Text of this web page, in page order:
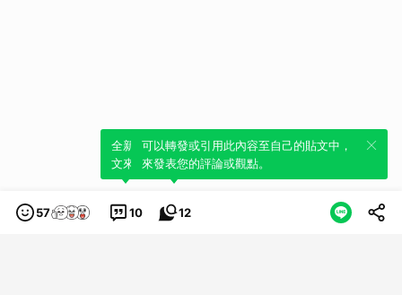
57 10
全新體驗！一鍵引用此內容，透過發布貼
文來輕鬆表達個人立場。
12
可以轉發或引用此內容至自己的貼文中，
來發表您的評論或觀點。